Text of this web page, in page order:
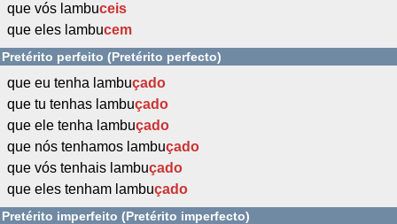
que vós lambuceis
que eles lambucem
Pretérito perfeito (Pretérito perfecto)
que eu tenha lambuçado
que tu tenhas lambuçado
que ele tenha lambuçado
que nós tenhamos lambuçado
que vós tenhais lambuçado
que eles tenham lambuçado
Pretérito imperfeito (Pretérito imperfecto)